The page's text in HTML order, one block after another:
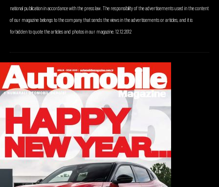
national publication in accordance with the press law. The responsibility of the advertisements used in the content
of our magazine belongs to the company that sends the views in the advertisements or articles, and it is
forbidden to quote the articles and photos in our magazine. 12.12.2012